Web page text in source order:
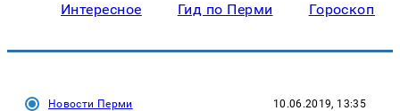
Интересное Гид по Перми Гороскопы
Новости Перми 10.06.2019, 13:35